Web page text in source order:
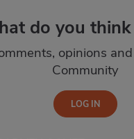
do you
opinions
Community